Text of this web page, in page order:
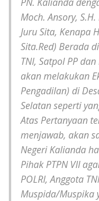
Moch. Ansory,
Juru Sita, Kenapa
Sita.Red) Berada
TNI, Satpol PP
akan melakukan
Pengadilan) di
Selatan seperti
Atas Pertanyaan
menjawab, akan
Negeri Kalianda
Pihak PTPN VII
POLRI, Anggota
Muspida/Muspika